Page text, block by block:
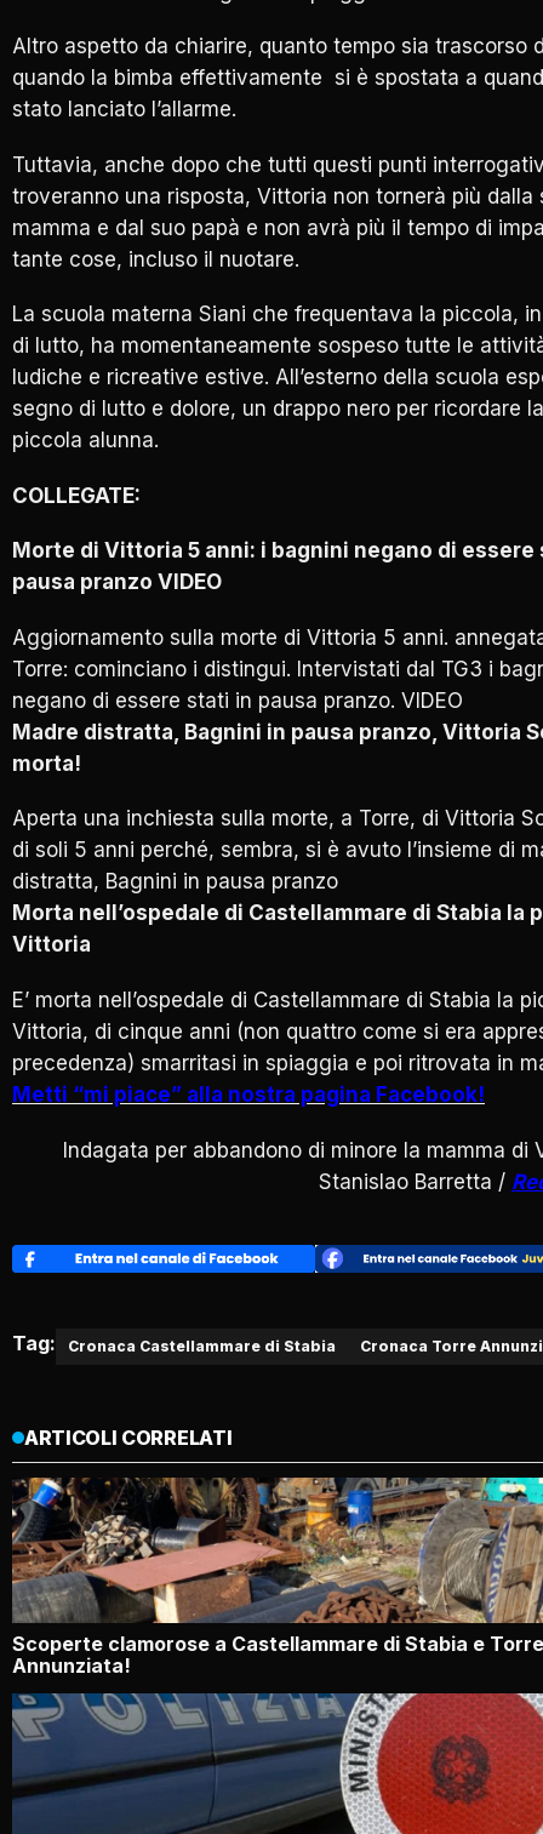
Altro aspetto da chiarire, quanto tempo sia trascorso
quando la bimba effettivamente si è spostata a
stato lanciato l’allarme.
Tuttavia, anche dopo che tutti questi punti
troveranno una risposta, Vittoria non tornerà più dalla
mamma e dal suo papà e non avrà più il tempo di
tante cose, incluso il nuotare.
La scuola materna Siani che frequentava la piccola,
di lutto, ha momentaneamente sospeso tutte le
ludiche e ricreative estive. All’esterno della scuola
segno di lutto e dolore, un drappo nero per ricordare la
piccola alunna.
COLLEGATE:
Morte di Vittoria 5 anni: i bagnini negano di essere
pausa pranzo VIDEO
Aggiornamento sulla morte di Vittoria 5 anni.
Torre: cominciano i distingui. Intervistati dal TG3 i
negano di essere stati in pausa pranzo. VIDEO
Madre distratta, Bagnini in pausa pranzo, Vittoria
morta!
Aperta una inchiesta sulla morte, a Torre, di Vittoria
di soli 5 anni perché, sembra, si è avuto l’insieme di
distratta, Bagnini in pausa pranzo
Morta nell’ospedale di Castellammare di Stabia la
Vittoria
E’ morta nell’ospedale di Castellammare di Stabia la
Vittoria, di cinque anni (non quattro come si era
precedenza) smarritasi in spiaggia e poi ritrovata in
Metti “mi piace” alla nostra pagina Facebook!
Indagata per abbandono di minore la mamma di
Stanislao Barretta /
Tag: Cronaca Castellammare di Stabia Cronaca Torre
ARTICOLI CORRELATI
Scoperte clamorose a Castellammare di Stabia e Torre
Annunziata!